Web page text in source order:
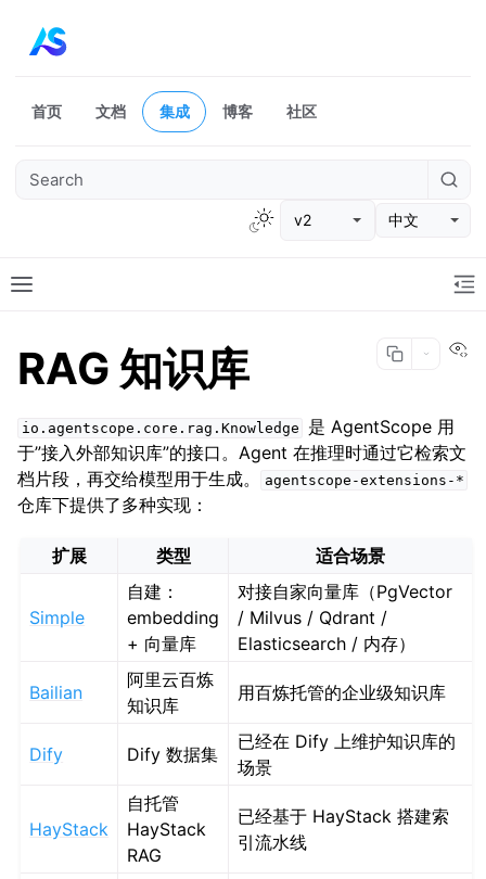
首页 文档 集成 博客 社区
v2 中文
RAG 知识库
io.agentscope.core.rag.Knowledge
是 AgentScope 用
于”接入外部知识库”的接口。Agent 在推理时通过它检索文
档片段，再交给模型用于生成。
agentscope-extensions-*
仓库下提供了多种实现：
扩展 类型 适合场景
Simple
自建：
embedding
+ 向量库
对接自家向量库（PgVector
/ Milvus / Qdrant /
Elasticsearch / 内存）
Bailian
阿里云百炼
知识库
用百炼托管的企业级知识库
Dify Dify 数据集
已经在 Dify 上维护知识库的
场景
HayStack
自托管
HayStack
RAG
已经基于 HayStack 搭建索
引流水线